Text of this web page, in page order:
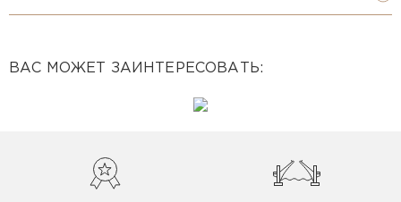
ВАС МОЖЕТ ЗАИНТЕРЕСОВАТЬ: